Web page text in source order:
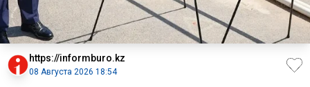
https://informburo.kz
08 Августа 2026 18:54